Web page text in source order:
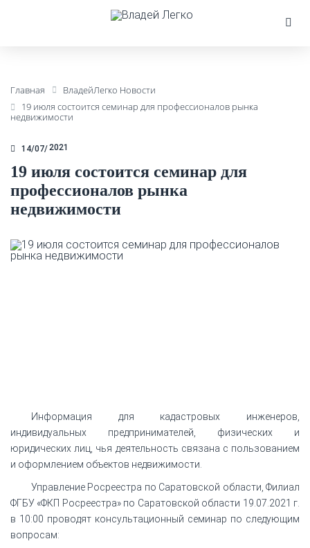
Главная
ВладейЛегко Новости
19 июля состоится семинар для профессионалов рынка
недвижимости
14/07 2021
19 июля состоится семинар для
профессионалов рынка
недвижимости
Информация для кадастровых инженеров,
индивидуальных предпринимателей, физических и
юридических лиц, чья деятельность связана с пользованием
и оформлением объектов недвижимости.
Управление Росреестра по Саратовской области, Филиал
ФГБУ «ФКП Росреестра» по Саратовской области 19.07.2021 г.
в 10:00 проводят консультационный семинар по следующим
вопросам: